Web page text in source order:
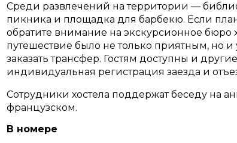
Среди развлечений на территории —
пикника и площадка для барбекю. Если
обратите внимание на экскурсионное бюро
путешествие было не только приятным, но и
заказать трансфер. Гостям доступны и
индивидуальная регистрация заезда и
Сотрудники хостела поддержат беседу на
французском.
В номере